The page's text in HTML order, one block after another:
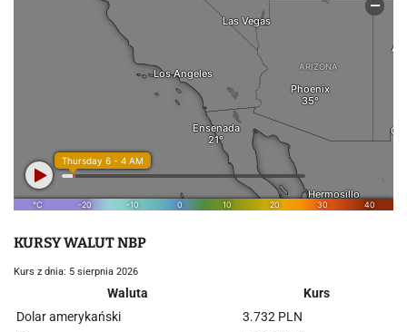
KURSY WALUT NBP
Kurs z dnia: 5 sierpnia 2026
Waluta
Kurs
Dolar amerykański
3.732 PLN